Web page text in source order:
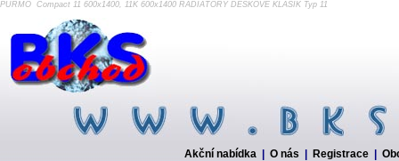
PURMO Compact 11 600x1400, 11K 600x1400 RADIÁTORY DESKOVÉ KLASIK Typ 11
Akční nabídka O nás Registrace